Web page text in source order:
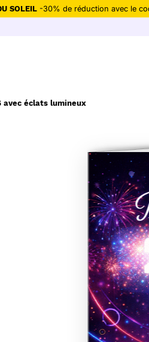
SOLEIL-30% de réduction avec le
Ne plus afficher
avec éclats lumineux